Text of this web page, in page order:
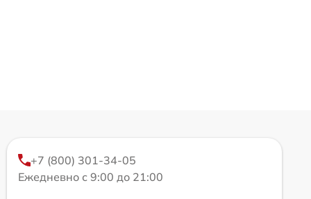
+7 (800) 301-34-05
Ежедневно с 9:00 до 21:00